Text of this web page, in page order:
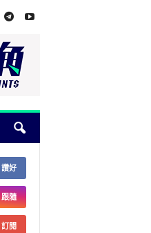
讚好
跟隨
訂閱